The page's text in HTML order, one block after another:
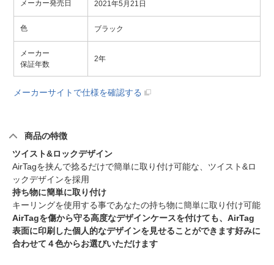
メーカー発売日 2021年5月21日
色 ブラック
メーカー
保証年数
2年
メーカーサイトで仕様を確認する
商品の特徴
ツイスト&ロックデザイン
AirTagを挟んで捻るだけで簡単に取り付け可能な、ツイスト&ロ
ックデザインを採用
持ち物に簡単に取り付け
キーリングを使用する事であなたの持ち物に簡単に取り付け可能
AirTagを傷から守る高度なデザインケースを付けても、AirTag
表面に印刷した個人的なデザインを見せることができます好みに
合わせて４色からお選びいただけます